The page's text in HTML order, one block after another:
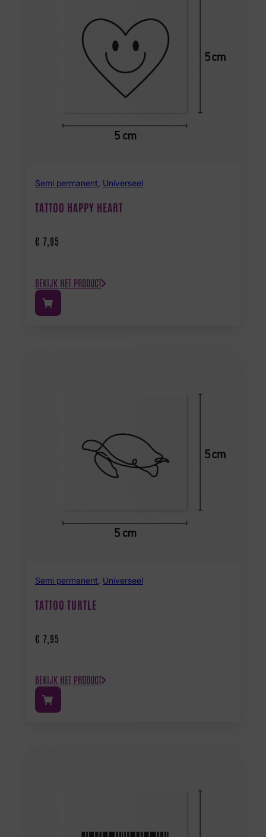
Semi permanent Universeel
TATTOO HAPPY HEART
€ 7,95
BEKIJK HET PRODUCT
Semi permanent Universeel
TATTOO TURTLE
€ 7,95
BEKIJK HET PRODUCT